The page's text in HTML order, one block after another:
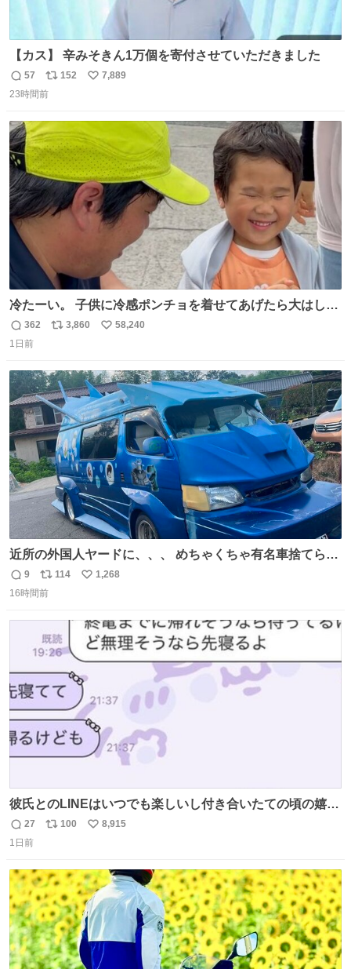
【カス】 辛みそきん1万個を寄付させていただきました
返
信
57
リ
ポ
ト
数
152
い
数
7,889
23時間前
冷たーい。 子供に冷感ポンチョを着せてあげたら大はしゃ
ぎで喜んでくれました。 こんな素敵な代物を提供してくれ
た山口県の恩師に感謝。
返
信
362
リ
ト
数
3,860
い
数
58,240
1日前
近所の外国人ヤードに、、、 めちゃくちゃ有名車捨てられ
てました😭 外装ぼろぼろだし、、 中も何にも残ってない
し、、 可哀想に😢😢 今まで数十年お疲れ様でした、、 #バ
返
信
9
リ
ポ
ト
数
114
い
数
1,268
16時間前
彼氏とのLINEはいつでも楽しいし付き合いたての頃の嬉し
かったLINEは無限にあるけど(同棲前は1日で各50通くらい
送りあってたし)最近嬉しかったのはこれ
返
信
27
リ
ト
数
100
い
数
8,915
1日前